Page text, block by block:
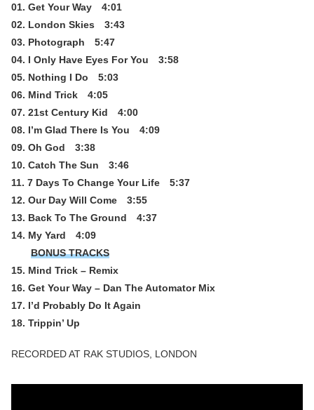
01. Get Your Way 4:01
02. London Skies 3:43
03. Photograph 5:47
04. I Only Have Eyes For You 3:58
05. Nothing I Do 5:03
06. Mind Trick 4:05
07. 21st Century Kid 4:00
08. I’m Glad There Is You 4:09
09. Oh God 3:38
10. Catch The Sun 3:46
11. 7 Days To Change Your Life 5:37
12. Our Day Will Come 3:55
13. Back To The Ground 4:37
14. My Yard 4:09
BONUS TRACKS
15. Mind Trick – Remix
16. Get Your Way – Dan The Automator Mix
17. I’d Probably Do It Again
18. Trippin’ Up
RECORDED AT RAK STUDIOS, LONDON